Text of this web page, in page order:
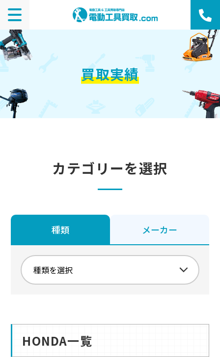
買取実績
カテゴリーを選択
種類 メーカー
HONDA一覧